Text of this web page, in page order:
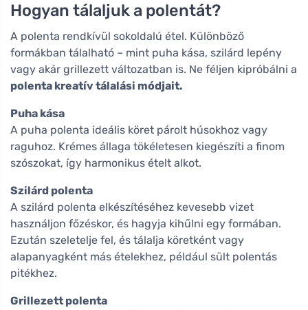
Hogyan tálaljuk a polentát?
A polenta rendkívül sokoldalú étel. Különböző
formákban tálalható – mint puha kása, szilárd lepény
vagy akár grillezett változatban is. Ne féljen kipróbálni a
polenta kreatív tálalási módjait.
Puha kása
A puha polenta ideális köret párolt húsokhoz vagy
raguhoz. Krémes állaga tökéletesen kiegészíti a finom
szószokat, így harmonikus ételt alkot.
Szilárd polenta
A szilárd polenta elkészítéséhez kevesebb vizet
használjon főzéskor, és hagyja kihűlni egy formában.
Ezután szeletelje fel, és tálalja köretként vagy
alapanyagként más ételekhez, például sült polentás
pitékhez.
Grillezett polenta